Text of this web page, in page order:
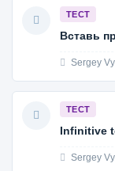
ТЕСТ
Вставь
Sergey
ТЕСТ
Infinitive
Sergey